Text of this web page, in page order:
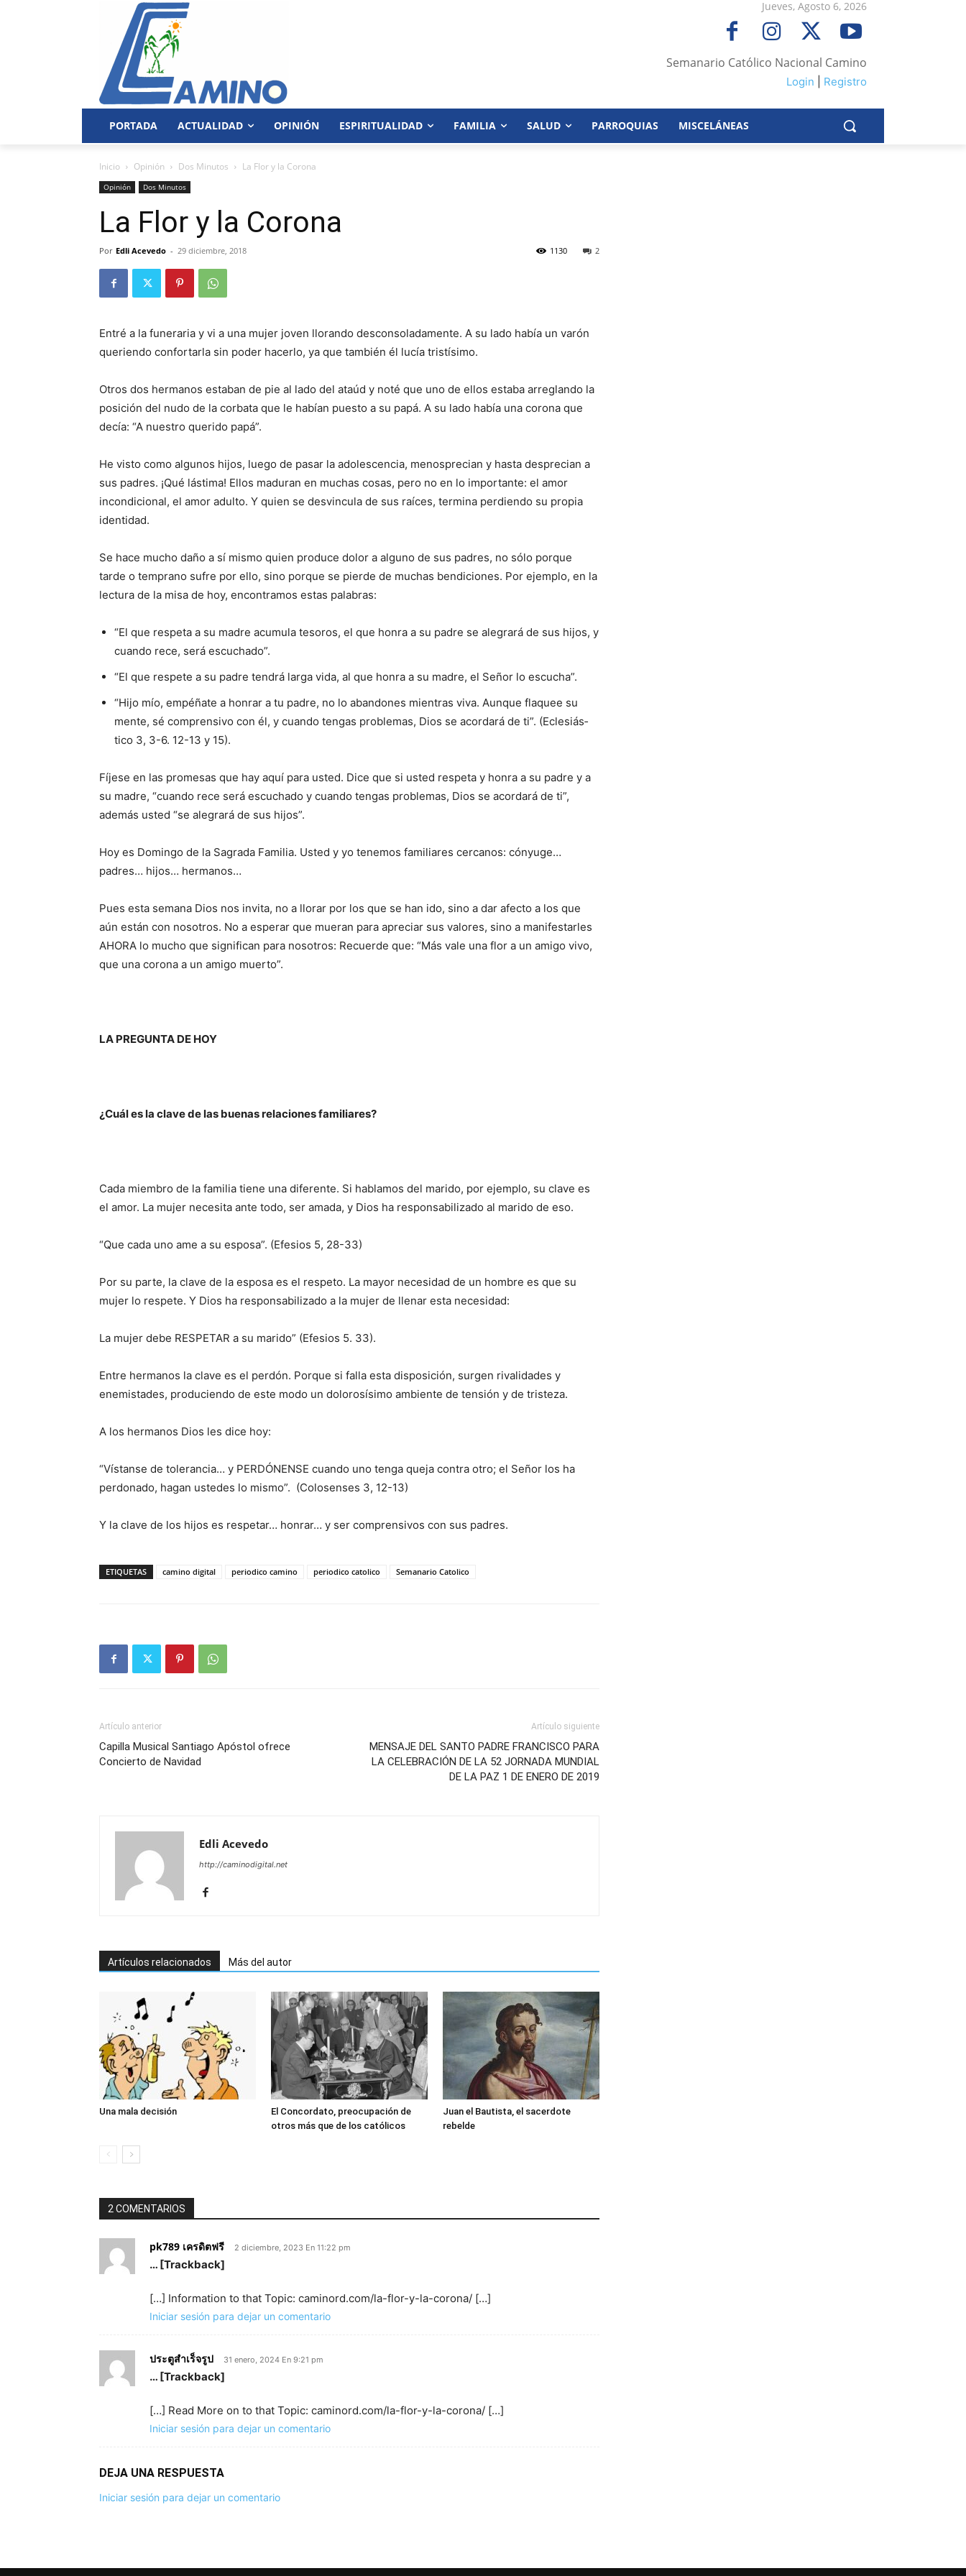
Jueves, Agosto 6, 2026
Semanario Católico Nacional Camino
Login Registro
PORTADA ACTUALIDAD OPINIÓN ESPIRITUALIDAD FAMILIA SALUD PARROQUIAS MISCELÁNEAS
Inicio Opinión Dos Minutos La Flor y la Corona
Opinión Dos Minutos
La Flor y la Corona
Por Edli Acevedo - 29 diciembre, 2018 2
1130
Entré a la funeraria y vi a una mujer joven llorando desconsoladamente. A su lado había un varón
queriendo confortarla sin poder ha­cerlo, ya que también él lucía tristísimo.
Otros dos hermanos estaban de pie al lado del ataúd y noté que uno de ellos estaba arreglando la
posición del nudo de la corbata que le ha­bían puesto a su papá. A su lado había una corona que
decía: “A nuestro querido papá”.
He visto como algunos hijos, luego de pasar la adolescencia, menosprecian y hasta desprecian a
sus padres. ¡Qué lástima! Ellos maduran en muchas cosas, pero no en lo importante: el amor
incon­dicional, el amor adulto. Y quien se desvincula de sus raíces, termina perdiendo su propia
identidad.
Se hace mucho daño a sí mismo quien produce dolor a alguno de sus padres, no sólo porque
tarde o temprano sufre por ello, sino porque se pierde de muchas bendicio­nes. Por ejemplo, en la
lectura de la misa de hoy, encontramos estas palabras:
“El que respeta a su ma­dre acumula tesoros, el que honra a su padre se alegrará de sus hijos, y
cuando rece, será escuchado”.
“El que respete a su padre tendrá larga vida, al que honra a su madre, el Señor lo escucha”.
“Hijo mío, empéñate a honrar a tu padre, no lo abandones mientras viva. Aunque flaquee su
mente, sé comprensivo con él, y cuando tengas problemas, Dios se acordará de ti”. (Eclesiás­
tico 3, 3-6. 12-13 y 15).
Fíjese en las promesas que hay aquí para usted. Dice que si usted respeta y honra a su padre y a
su madre, “cuando rece será escuchado y cuando tengas problemas, Dios se acordará de ti”,
además usted “se alegrará de sus hijos”.
Hoy es Domingo de la Sagrada Familia. Usted y yo tenemos familiares cercanos: cónyuge…
padres… hijos… hermanos…
Pues esta semana Dios nos invita, no a llorar por los que se han ido, sino a dar afecto a los que
aún están con nosotros. No a esperar que mueran para apreciar sus va­lores, sino a manifestarles
AHORA lo mucho que signi­fican para nosotros: Recuerde que: “Más vale una flor a un amigo vivo,
que una co­rona a un amigo muerto”.
LA PREGUNTA DE HOY
¿Cuál es la clave de las buenas relaciones familiares?
Cada miembro de la fami­lia tiene una diferente. Si ha­blamos del marido, por ejemplo, su clave es
el amor. La mujer necesita ante todo, ser amada, y Dios ha responsabilizado al marido de eso.
“Que cada uno ame a su esposa”. (Efesios 5, 28-33)
Por su parte, la clave de la esposa es el respeto. La ma­yor necesidad de un hombre es que su
mujer lo respete. Y Dios ha responsabilizado a la mujer de llenar esta necesidad:
La mujer debe RESPE­TAR a su marido” (Efesios 5. 33).
Entre hermanos la clave es el perdón. Porque si falla esta disposición, surgen rivalidades y
enemistades, produ­ciendo de este modo un do­lorosísimo ambiente de tensión y de tristeza.
A los hermanos Dios les dice hoy:
“Vístanse de tolerancia… y PERDÓNENSE cuando uno tenga queja contra otro; el Señor los ha
perdonado, hagan ustedes lo mismo”. (Colosenses 3, 12-13)
Y la clave de los hijos es respetar… honrar… y ser comprensivos con sus padres.
ETIQUETAS camino digital periodico camino periodico catolico Semanario Catolico
Artículo anterior
Capilla Musical Santiago Apóstol ofrece
Concierto de Navidad
Artículo siguiente
MENSAJE DEL SANTO PADRE FRANCISCO PARA
LA CELEBRACIÓN DE LA 52 JORNADA MUNDIAL
DE LA PAZ 1 DE ENERO DE 2019
Edli Acevedo
http://caminodigital.net
Artículos relacionados Más del autor
Una mala decisión
El Concordato, preocupación de
otros más que de los católicos
Juan el Bautista, el sacerdote
rebelde
2 COMENTARIOS
pk789 เครดิตฟรี 2 diciembre, 2023 En 11:22 pm
… [Trackback]
[…] Information to that Topic: caminord.com/la-flor-y-la-corona/ […]
Iniciar sesión para dejar un comentario
ประตูสำเร็จรูป 31 enero, 2024 En 9:21 pm
… [Trackback]
[…] Read More on to that Topic: caminord.com/la-flor-y-la-corona/ […]
Iniciar sesión para dejar un comentario
DEJA UNA RESPUESTA
Iniciar sesión para dejar un comentario